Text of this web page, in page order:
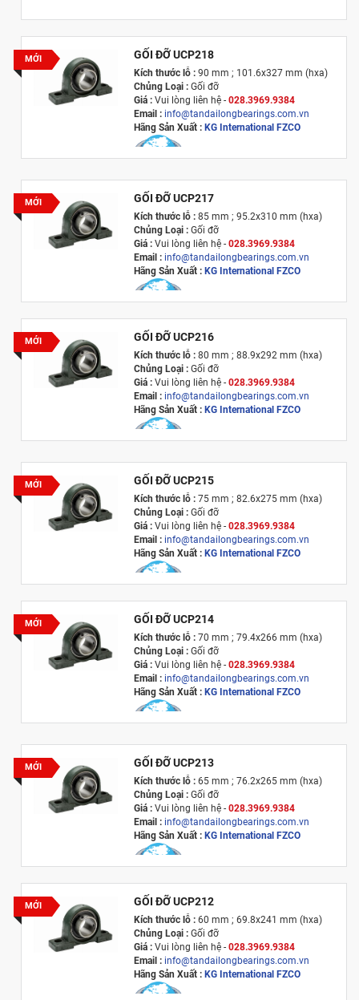
MỚI GỐI ĐỠ UCP218
Kích thước lỗ : 90 mm ; 101.6x327 mm (hxa)
Chủng Loại : Gối đỡ
Giá :Vui lòng liên hệ - 028.3969.9384
Email : info@tandailongbearings.com.vn
Hãng Sản Xuất : KG International FZCO
MỚI GỐI ĐỠ UCP217
Kích thước lỗ : 85 mm ; 95.2x310 mm (hxa)
Chủng Loại : Gối đỡ
Giá :Vui lòng l iên hệ - 028.3969.9384
Email : info@tandailongbearings.com.vn
Hãng Sản Xuất : KG International FZCO
MỚI GỐI ĐỠ UCP216
Kích thước lỗ : 80 mm ; 88.9x292 mm (hxa)
Chủng Loại : Gối đỡ
Giá :Vui lòng l iên hệ - 028.3969.9384
Email : info@tandailongbearings.com.vn
Hãng Sản Xuất : KG International FZCO
MỚI GỐI ĐỠ UCP215
Kích thước lỗ : 75 mm ; 82.6x275 mm (hxa)
Chủng Loại : Gối đỡ
Giá :Vui lòng l iên hệ - 028.3969.9384
Email : info@tandailongbearings.com.vn
Hãng Sản Xuất : KG International FZCO
MỚI GỐI ĐỠ UCP214
Kích thước lỗ : 70 mm ; 79.4x266 mm (hxa)
Chủng Loại : Gối đỡ
Giá :Vui lòng l iên hệ - 028.3969.9384
Email : info@tandailongbearings.com.vn
Hãng Sản Xuất : KG International FZCO
MỚI GỐI ĐỠ UCP213
Kích thước lỗ : 65 mm ; 76.2x265 mm (hxa)
Chủng Loại : Gối đỡ
Giá :Vui lòng l iên hệ - 028.3969.9384
Email : info@tandailongbearings.com.vn
Hãng Sản Xuất : KG International FZCO
MỚI GỐI ĐỠ UCP212
Kích thước lỗ : 60 mm ; 69.8x241 mm (hxa)
Chủng Loại : Gối đỡ
Giá :Vui lòng l iên hệ - 028.3969.9384
Email : info@tandailongbearings.com.vn
Hãng Sản Xuất : KG International FZCO